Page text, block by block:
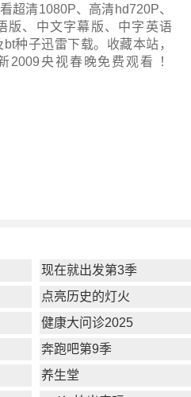
超清1080P、高清hd720P、
版、中文字幕版、中字英语
种子迅雷下载。收藏本站，
2009央视春晚免费观看 ！
现在就出发第3季
点亮历史的灯火
健康大问诊2025
奔跑吧第9季
养生堂